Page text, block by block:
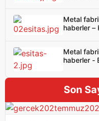
Metal
haberler –
Metal
haberler -
Son